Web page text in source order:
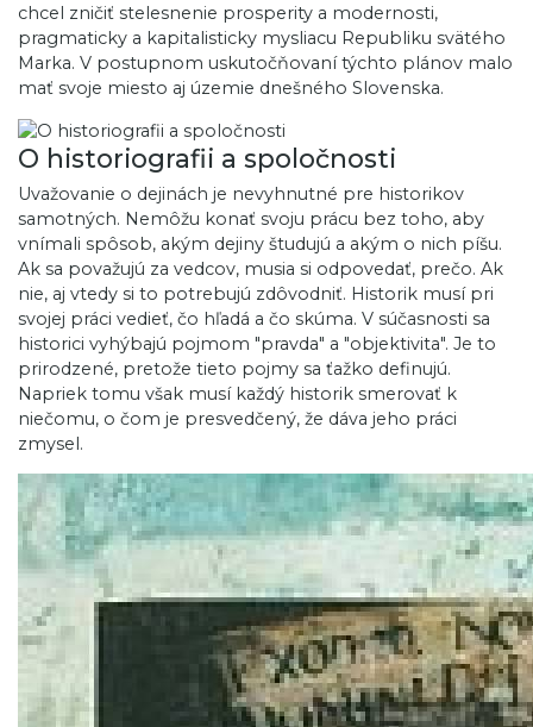
chcel zničiť stelesnenie prosperity a modernosti,
pragmaticky a kapitalisticky mysliacu Republiku svätého
Marka. V postupnom uskutočňovaní týchto plánov malo
mať svoje miesto aj územie dnešného Slovenska.
O historiografii a spoločnosti
Uvažovanie o dejinách je nevyhnutné pre historikov
samotných. Nemôžu konať svoju prácu bez toho, aby
vnímali spôsob, akým dejiny študujú a akým o nich píšu.
Ak sa považujú za vedcov, musia si odpovedať, prečo. Ak
nie, aj vtedy si to potrebujú zdôvodniť. Historik musí pri
svojej práci vedieť, čo hľadá a čo skúma. V súčasnosti sa
historici vyhýbajú pojmom "pravda" a "objektivita". Je to
prirodzené, pretože tieto pojmy sa ťažko definujú.
Napriek tomu však musí každý historik smerovať k
niečomu, o čom je presvedčený, že dáva jeho práci
zmysel.